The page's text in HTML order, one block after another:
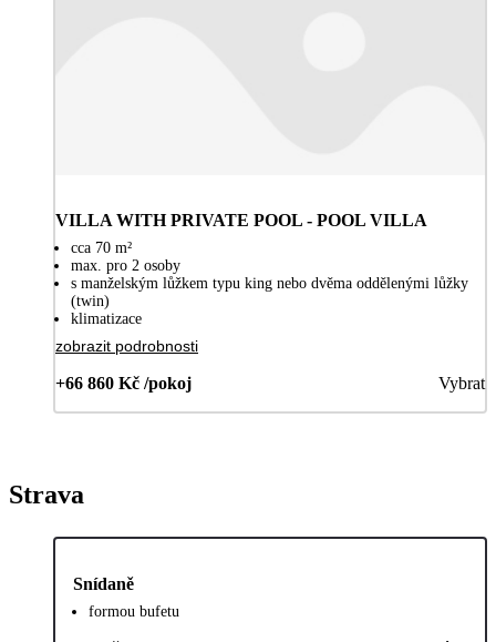
VILLA WITH PRIVATE POOL - POOL VILLA
cca 70 m²
max. pro 2 osoby
s manželským lůžkem typu king nebo dvěma oddělenými lůžky
(twin)
klimatizace
zobrazit podrobnosti
+66 860 Kč /pokoj Vybrat
Strava
Snídaně
formou bufetu